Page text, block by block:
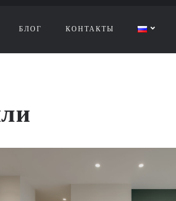
БЛОГ КОНТАКТЫ